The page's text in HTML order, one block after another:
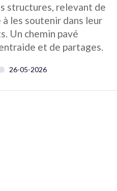
structures, relevant de
à les soutenir dans leur
Un chemin pavé
et de partages.
26-05-2026